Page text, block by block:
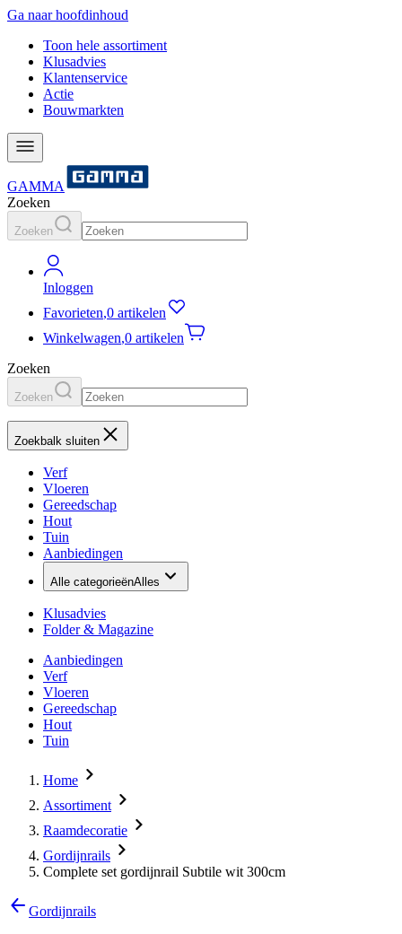
Ga naar hoofdinhoud
Toon hele assortiment
Klusadvies
Klantenservice
Actie
Bouwmarkten
GAMMA
Zoeken
Zoeken
Inloggen
Favorieten,0 artikelen
Winkelwagen,0 artikelen
Zoeken
Zoeken
Zoekbalk sluiten
Verf
Vloeren
Gereedschap
Hout
Tuin
Aanbiedingen
Alle categorieënAlles
Klusadvies
Folder & Magazine
Aanbiedingen
Verf
Vloeren
Gereedschap
Hout
Tuin
Home
Assortiment
Raamdecoratie
Gordijnrails
Complete set gordijnrail Subtile wit 300cm
Gordijnrails